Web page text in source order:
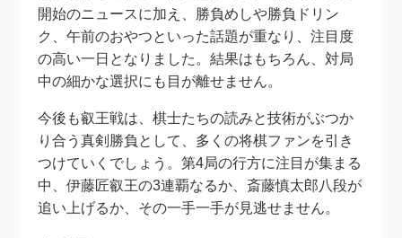
開始のニュースに加え、勝負めしや勝負ドリン
ク、午前のおやつといった話題が重なり、注目度
の高い一日となりました。結果はもちろん、対局
中の細かな選択にも目が離せません。
今後も叡王戦は、棋士たちの読みと技術がぶつか
り合う真剣勝負として、多くの将棋ファンを引き
つけていくでしょう。第4局の行方に注目が集まる
中、伊藤匠叡王の3連覇なるか、斎藤慎太郎八段が
追い上げるか、その一手一手が見逃せません。